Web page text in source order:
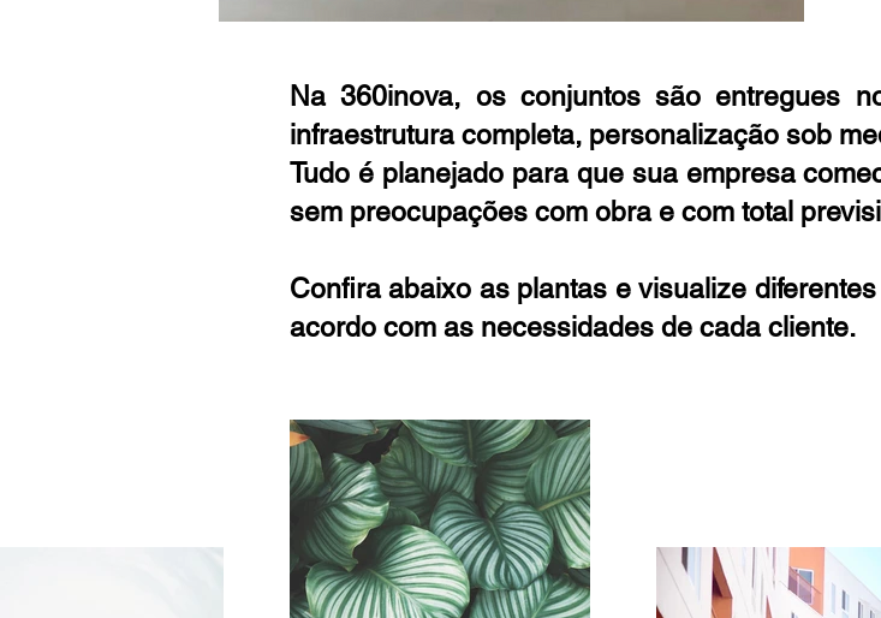
Na 360inova, os conjuntos são entregues
infraestrutura completa, personalização sob
Tudo é planejado para que sua empresa
sem preocupações com obra e com total
Confira abaixo as plantas e visualize
acordo com as necessidades de cada cliente.